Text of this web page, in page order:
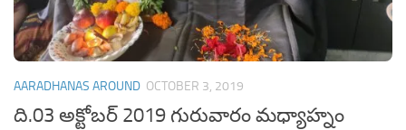
AARADHANAS AROUND OCTOBER 3, 2019
ది.03 అక్టోబర్ 2019 గురువారం మధ్యాహ్నం